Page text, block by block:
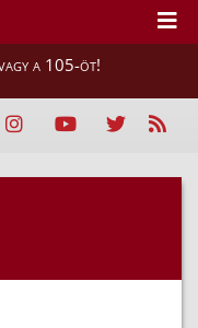
a 105-öt!